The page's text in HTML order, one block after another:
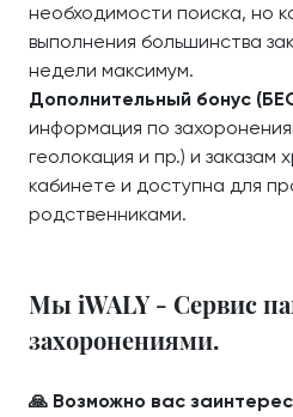
необходимости поиска, но
выполнения большинства
недели максимум.
Дополнительный бонус
информация по
геолокация и пр.) и заказам
кабинете и доступна для
родственниками.
Мы iWALY - Сервис
захоронениями.
🙏 Возможно вас